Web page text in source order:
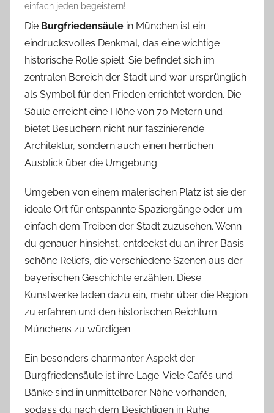
einfach jeden begeistern!
Die Burgfriedensäule in München ist ein
eindrucksvolles Denkmal, das eine wichtige
historische Rolle spielt. Sie befindet sich im
zentralen Bereich der Stadt und war ursprünglich
als Symbol für den Frieden errichtet worden. Die
Säule erreicht eine Höhe von 70 Metern und
bietet Besuchern nicht nur faszinierende
Architektur, sondern auch einen herrlichen
Ausblick über die Umgebung.
Umgeben von einem malerischen Platz ist sie der
ideale Ort für entspannte Spaziergänge oder um
einfach dem Treiben der Stadt zuzusehen. Wenn
du genauer hinsiehst, entdeckst du an ihrer Basis
schöne Reliefs, die verschiedene Szenen aus der
bayerischen Geschichte erzählen. Diese
Kunstwerke laden dazu ein, mehr über die Region
zu erfahren und den historischen Reichtum
Münchens zu würdigen.
Ein besonders charmanter Aspekt der
Burgfriedensäule ist ihre Lage: Viele Cafés und
Bänke sind in unmittelbarer Nähe vorhanden,
sodass du nach dem Besichtigen in Ruhe